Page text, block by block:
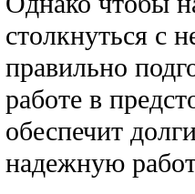
столкнуться с
правильно
работе в
обеспечит
надежную